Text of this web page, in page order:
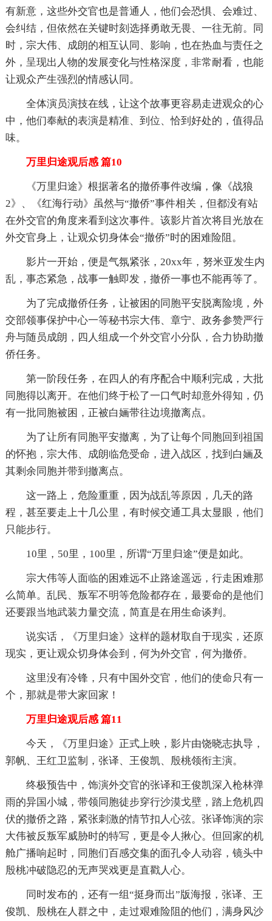
有新意，这些外交官也是普通人，他们会恐惧、会难过、
会纠结，但依然在关键时刻选择勇敢无畏、一往无前。同
时，宗大伟、成朗的相互认同、影响，也在热血与责任之
外，呈现出人物的发展变化与性格深度，非常耐看，也能
让观众产生强烈的情感认同。
全体演员演技在线，让这个故事更容易走进观众的心
中，他们奉献的表演是精准、到位、恰到好处的，值得品
味。
万里归途观后感 篇10
《万里归途》根据著名的撤侨事件改编，像《战狼
2》、《红海行动》虽然与“撤侨”事件相关，但都没有站
在外交官的角度来看到这次事件。该影片首次将目光放在
外交官身上，让观众切身体会“撤侨”时的困难险阻。
影片一开始，便是气氛紧张，20xx年，努米亚发生内
乱，事态紧急，战事一触即发，撤侨一事也不能再等了。
为了完成撤侨任务，让被困的同胞平安脱离险境，外
交部领事保护中心一等秘书宗大伟、章宁、政务参赞严行
舟与随员成朗，四人组成一个外交官小分队，合力协助撤
侨任务。
第一阶段任务，在四人的有序配合中顺利完成，大批
同胞得以离开。在他们终于松了一口气时却意外得知，仍
有一批同胞被困，正被白婳带往边境撤离点。
为了让所有同胞平安撤离，为了让每个同胞回到祖国
的怀抱，宗大伟、成朗临危受命，进入战区，找到白婳及
其剩余同胞并带到撤离点。
这一路上，危险重重，因为战乱等原因，几天的路
程，甚至要走上十几公里，有时候交通工具太显眼，他们
只能步行。
10里，50里，100里，所谓“万里归途”便是如此。
宗大伟等人面临的困难远不止路途遥远，行走困难那
么简单。乱民、叛军不明等危险都存在，最要命的是他们
还要跟当地武装力量交流，简直是在用生命谈判。
说实话，《万里归途》这样的题材取自于现实，还原
现实，更让观众切身体会到，何为外交官，何为撤侨。
这里没有冷锋，只有中国外交官，他们的使命只有一
个，那就是带大家回家！
万里归途观后感 篇11
今天，《万里归途》正式上映，影片由饶晓志执导，
郭帆、王红卫监制，张译、王俊凯、殷桃领衔主演。
终极预告中，饰演外交官的张译和王俊凯深入枪林弹
雨的异国小城，带领同胞徒步穿行沙漠戈壁，踏上危机四
伏的撤侨之路，紧张刺激的情节扣人心弦。张译饰演的宗
大伟被反叛军威胁时的特写，更是令人揪心。但回家的机
舱广播响起时，同胞们百感交集的面孔令人动容，镜头中
殷桃冲破隐忍的无声哭戏更是直戳人心。
同时发布的，还有一组“挺身而出”版海报，张译、王
俊凯、殷桃在人群之中，走过艰难险阻的他们，满身风沙